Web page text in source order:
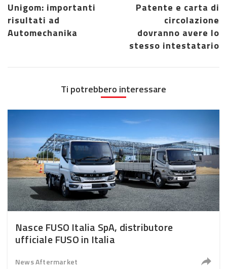
Unigom: importanti
risultati ad
Automechanika
Patente e carta di
circolazione
dovranno avere lo
stesso intestatario
Ti potrebbero interessare
Nasce FUSO Italia SpA, distributore
ufficiale FUSO in Italia
News Aftermarket